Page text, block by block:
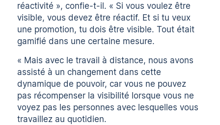
réactivité », confie-t-il. « Si vous voulez être
visible, vous devez être réactif. Et si tu veux
une promotion, tu dois être visible. Tout était
gamifié dans une certaine mesure.
« Mais avec le travail à distance, nous avons
assisté à un changement dans cette
dynamique de pouvoir, car vous ne pouvez
pas récompenser la visibilité lorsque vous ne
voyez pas les personnes avec lesquelles vous
travaillez au quotidien.